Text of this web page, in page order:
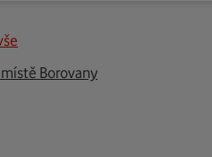
Borovany